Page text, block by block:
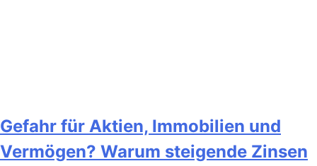
Gefahr für Aktien, Immobilien und
Vermögen? Warum steigende Zinsen